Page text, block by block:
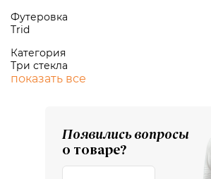
Футеровка
Trid
Категория
Три стекла
показать все
Появились вопросы
о товаре?